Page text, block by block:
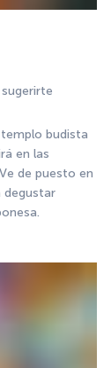
budista
en las
de puesto en
degustar